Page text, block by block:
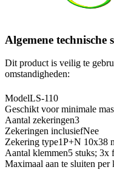
Algemene technische
Dit product is veilig te
omstandigheden:
ModelLS-110
Geschikt voor minimale
Aantal zekeringen3
Zekeringen inclusiefNee
Zekering type1P+N 10x38
Aantal klemmen5 stuks; 3x
Maximaal aan te sluiten per